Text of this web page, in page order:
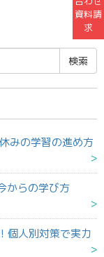
資料請
求
みの学習の進め方
からの学び方
個人別対策で実力